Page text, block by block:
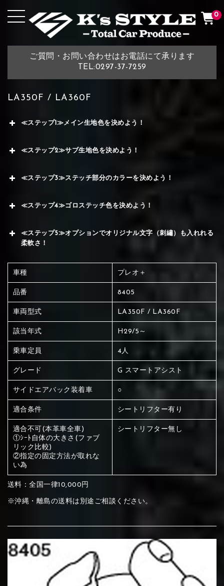
ご質問・お問い合わせはお電話にて承ります
TEL:0297-37-7259
0
LA350F / LA360F
≪ステップ1≫メイン生地色を決めよう！
赤く塗られている場所を選択
ください
メイン生地は下記16種類からご選択ください。
①Beige ②Gray
≪ステップ2≫サブ生地色を決めよう！
赤く塗られている部分にカラ
ー選択ください
①Beige ②Gray ③Red
≪ステップ3≫ステッチ部分のカラーを決めよう！
赤く塗られている場所を選択
刺繍は下記21種類からご選択ください。
≪ステップ4≫ゴロステッチ色を決めよう！
ください
刺繍は下記21種類からご選択ください。
≪ステップ5≫オプションでオリジナル文字（刺繡）も入れれる
柔軟さ！
①Black ②Gray ③Light gray
車種 プレオ＋
品番 8405
車両型式 LA350F / LA360F
該当年式 H29/5～
乗車定員 4人
グレード G スマートアシスト
サイドエアバック装着車 ○
適合条件 シートリフター有り
適合不可(本革車全車)
①ｼｰﾄ自体の大きさ(ファブ
リック比較)
②指定の固定方法が取れな
い為
シートリフター無し
送料：全国一律10,000円
※沖縄・離島の送料は別途ご相談ください。